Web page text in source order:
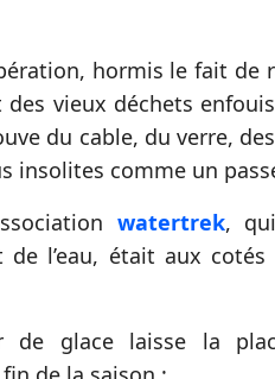
hormis le fait de
des vieux déchets
du cable, du verre,
insolites comme un
watertrek,
de l’eau, était aux
glace laisse la